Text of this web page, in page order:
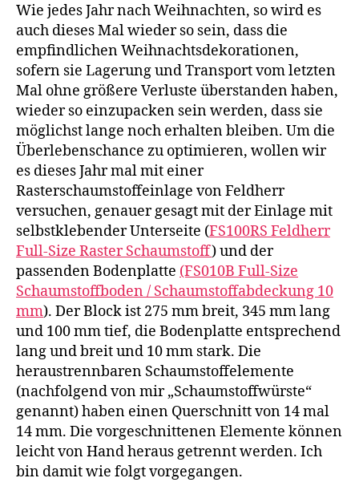
Rasterschaumstoff
sicher
aufbewahren
Wie jedes Jahr nach Weihnachten, so wird es
auch dieses Mal wieder so sein, dass die
empfindlichen Weihnachtsdekorationen,
sofern sie Lagerung und Transport vom letzten
Mal ohne größere Verluste überstanden haben,
wieder so einzupacken sein werden, dass sie
möglichst lange noch erhalten bleiben. Um die
Überlebenschance zu optimieren, wollen wir
es dieses Jahr mal mit einer
Rasterschaumstoffeinlage von Feldherr
versuchen, genauer gesagt mit der Einlage mit
selbstklebender Unterseite (FS100RS Feldherr
Full-Size Raster Schaumstoff) und der
passenden Bodenplatte (FS010B Full-Size
Schaumstoffboden / Schaumstoffabdeckung 10
mm). Der Block ist 275 mm breit, 345 mm lang
und 100 mm tief, die Bodenplatte entsprechend
lang und breit und 10 mm stark. Die
heraustrennbaren Schaumstoffelemente
(nachfolgend von mir „Schaumstoffwürste“
genannt) haben einen Querschnitt von 14 mal
14 mm. Die vorgeschnittenen Elemente können
leicht von Hand heraus getrennt werden. Ich
bin damit wie folgt vorgegangen.